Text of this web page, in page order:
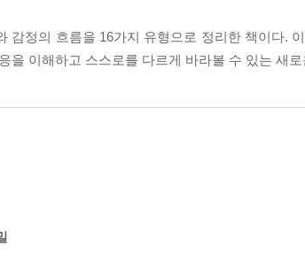
감정의 흐름을 16가지 유형으로 정리한 책이다.
을 이해하고 스스로를 다르게 바라볼 수 있는 새